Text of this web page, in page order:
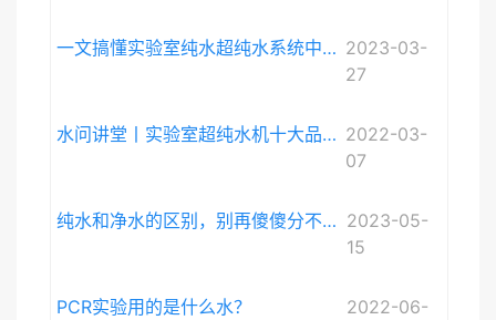
一文搞懂实验室纯水超纯水系统中电导率与电阻率的关系 2023-03-
27
水问讲堂丨实验室超纯水机十大品牌排序和详细介绍 2022-03-
07
纯水和净水的区别，别再傻傻分不清啦。 2023-05-
15
PCR实验用的是什么水？
2022-06-